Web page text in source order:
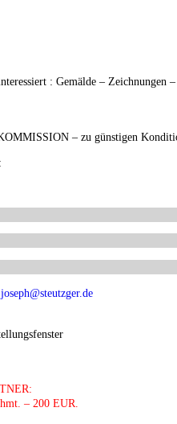
: Gemälde – Zeichnungen –
– zu günstigen
joseph@steutzger.de
:
– 200 EUR